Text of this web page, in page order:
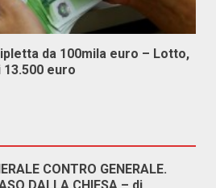
da 100mila euro – Lotto,
euro
CONTRO GENERALE.